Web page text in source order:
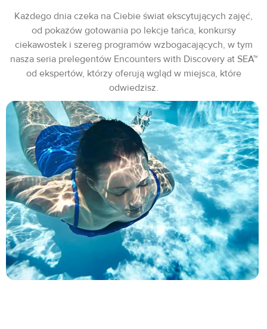
Każdego dnia czeka na Ciebie świat ekscytujących zajęć,
od pokazów gotowania po lekcje tańca, konkursy
ciekawostek i szereg programów wzbogacających, w tym
nasza seria prelegentów Encounters with Discovery at SEA™
od ekspertów, którzy oferują wgląd w miejsca, które
odwiedzisz.